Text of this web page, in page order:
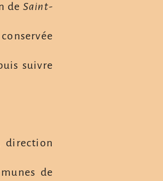
de Saint-
suivre
direction
de